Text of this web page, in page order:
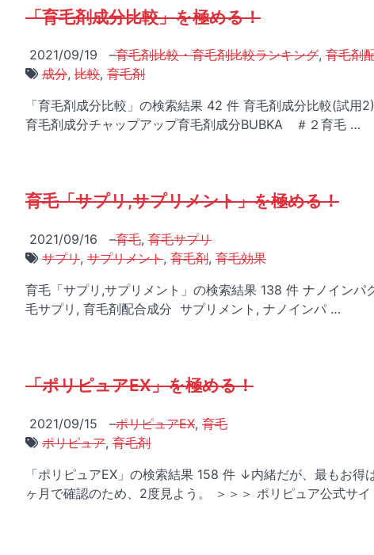
「育毛剤成分比較」を極める！
2021/09/19 –育毛剤比較・育毛剤比較ランキング, 育毛剤
成分, 比較, 育毛剤
「育毛剤成分比較」の検索結果 42 件 育毛剤成分比較(試
育毛剤成分チャップアップ育毛剤成分BUBKA ＃２育毛 …
育毛「サプリ,サプリメント」を極める！
2021/09/16 –育毛, 育毛サプリ
サプリ, サプリメント, 育毛剤, 育毛効果
育毛「サプリ,サプリメント」の検索結果 138 件 ナノイン
毛サプリ, 育毛剤配合成分 サプリメント, ナノインパ …
「ポリピュアEX」を極める！
2021/09/15 –ポリピュアEX, 育毛
ポリピュア, 育毛剤
「ポリピュアEX」の検索結果 158 件 ↓内緒だが、最もお
ヶ月で確認のため、2度見よう。 ＞＞＞ ポリピュア公式サ